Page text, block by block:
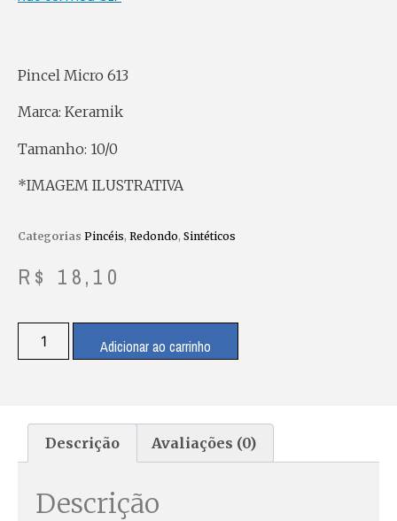
Pincel Micro 613
Marca: Keramik
Tamanho: 10/0
*IMAGEM ILUSTRATIVA
Categorias Pincéis, Redondo, Sintéticos
R$ 18,10
Adicionar ao carrinho
Descrição Avaliações (0)
Descrição